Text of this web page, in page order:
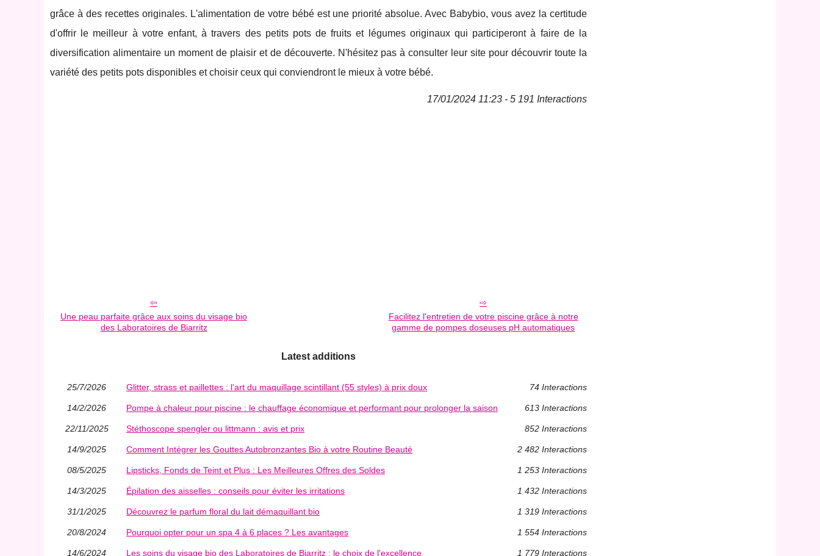
grâce à des recettes originales. L'alimentation de votre bébé est une priorité absolue. Avec Babybio, vous avez la certitude
d'offrir le meilleur à votre enfant, à travers des petits pots de fruits et légumes originaux qui participeront à faire de la
diversification alimentaire un moment de plaisir et de découverte. N'hésitez pas à consulter leur site pour découvrir toute la
variété des petits pots disponibles et choisir ceux qui conviendront le mieux à votre bébé.
17/01/2024 11:23 - 5 191 Interactions
Une peau parfaite grâce aux soins du visage bio
des Laboratoires de Biarritz
Facilitez l'entretien de votre piscine grâce à notre
gamme de pompes doseuses pH automatiques
Latest additions
25/7/2026 Glitter, strass et paillettes : l’art du maquillage scintillant (55 styles) à prix doux 74 Interactions
14/2/2026 Pompe à chaleur pour piscine : le chauffage économique et performant pour prolonger la saison 613 Interactions
22/11/2025 Stéthoscope spengler ou littmann : avis et prix 852 Interactions
14/9/2025 Comment Intégrer les Gouttes Autobronzantes Bio à votre Routine Beauté 2 482 Interactions
08/5/2025 Lipsticks, Fonds de Teint et Plus : Les Meilleures Offres des Soldes 1 253 Interactions
14/3/2025 Épilation des aisselles : conseils pour éviter les irritations 1 432 Interactions
31/1/2025 Découvrez le parfum floral du lait démaquillant bio 1 319 Interactions
20/8/2024 Pourquoi opter pour un spa 4 à 6 places ? Les avantages 1 554 Interactions
14/6/2024 Les soins du visage bio des Laboratoires de Biarritz : le choix de l'excellence 1 779 Interactions